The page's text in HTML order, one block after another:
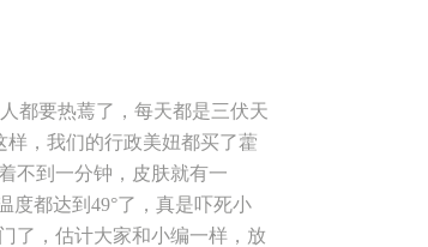
的要强迫自己吃，有的孕妈孕
且也会一路陪伴着各位孕妈
安排了两场讲座哦~两个店
院的产科主任李维玲医师给我
。各位妈妈们快和小编一起约
心妈妈护理部主任——赵梅主
产前备产课 活动地点：西安
都要热蔫了，每天都是三伏天
，我们的行政美妞都买了藿
不到一分钟，皮肤就有一
度都达到49°了，真是吓死小
了，估计大家和小编一样，放